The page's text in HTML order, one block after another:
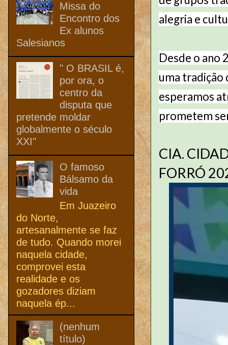
alegria e
Desde o ano
uma tradição
esperamos
prometem
CIA.
FORRÓ
Missa do
Encontro dos
Ex alunos
Salesianos
" O BRASIL é,
por ora, o
centro da
disputa que
pretende moldar
globalmente o século
XXI"
O famoso
Bálsamo da
vida
Em Juazeiro
do Norte,
artesanalmente se faz
de tudo. Quando morei
naquela cidade,
comprovei esta
realidade e os
gozadores diziam
naquela ép...
(nenhum
título)